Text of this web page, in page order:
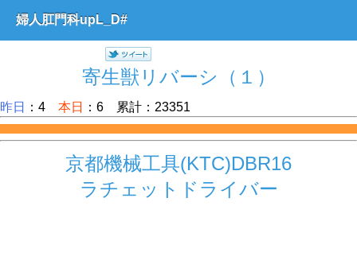
婦人肛門科upL_D#
寄生獣リバーシ（１）
昨日 ：4 本日 ：6 累計：23351
京都機械工具(KTC)DBR16
ラチェットドライバー